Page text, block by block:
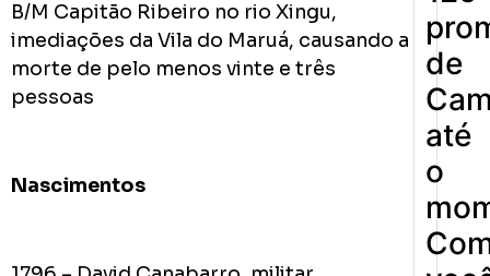
B/M Capitão Ribeiro no rio Xingu,
imediações da Vila do Maruá, causando a
morte de pelo menos vinte e três
pessoas
Nascimentos
de
até
o